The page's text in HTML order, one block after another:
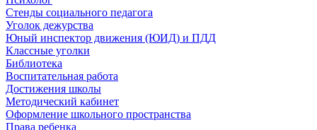
Стенды социального педагога
Уголок дежурства
Юный инспектор движения (ЮИД) и ПДД
Классные уголки
Библиотека
Воспитательная работа
Достижения школы
Методический кабинет
Оформление школьного пространства
Права ребенка